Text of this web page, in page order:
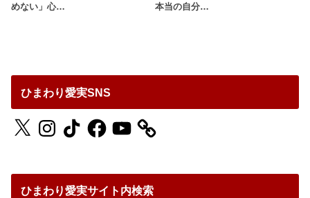
めない」心…
本当の自分…
ひまわり愛実SNS
X InstagramTikTokFacebookYouTube
ひまわり愛実サイト内検索